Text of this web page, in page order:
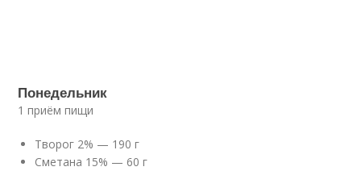
Понедельник
1 приём пищи
Творог 2% — 190 г
Сметана 15% — 60 г